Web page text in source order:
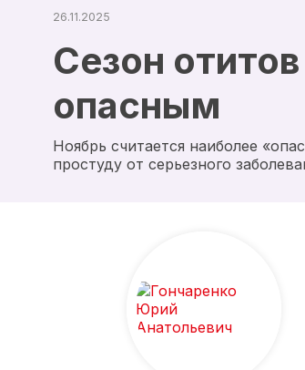
26.11.2025
Сезон
опасным
Ноябрь считается наиболее
простуду от серьезного